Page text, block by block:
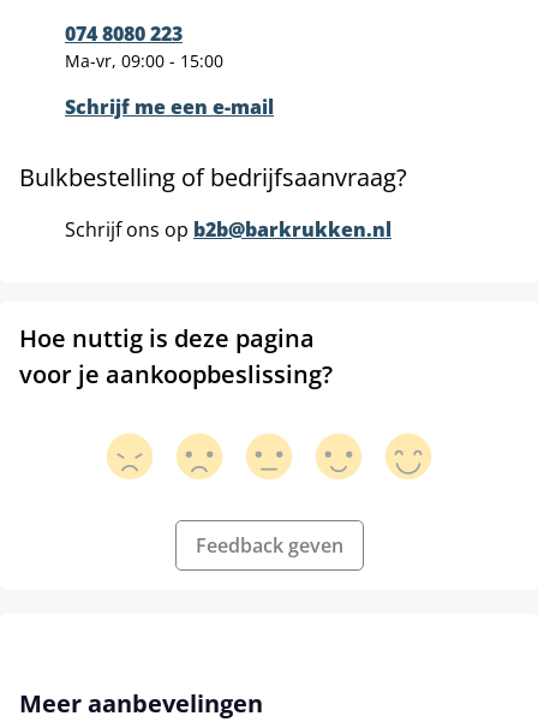
074 8080 223
Ma-vr, 09:00 - 15:00
Schrijf me een e-mail
Bulkbestelling of bedrijfsaanvraag?
Schrijf ons op b2b@barkrukken.nl
Hoe nuttig is deze pagina
voor je aankoopbeslissing?
Feedback geven
Productgalerij overslaan
Meer aanbevelingen